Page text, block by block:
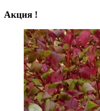
Акция !